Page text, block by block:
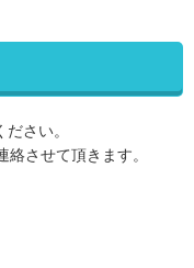
ださい。
させて頂きます。